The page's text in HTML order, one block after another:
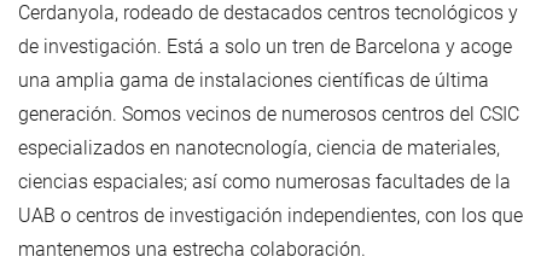
Cerdanyola, rodeado de destacados centros tecnológicos y
de investigación. Está a solo un tren de Barcelona y acoge
una amplia gama de instalaciones científicas de última
generación. Somos vecinos de numerosos centros del CSIC
especializados en nanotecnología, ciencia de materiales,
ciencias espaciales; así como numerosas facultades de la
UAB o centros de investigación independientes, con los que
mantenemos una estrecha colaboración.